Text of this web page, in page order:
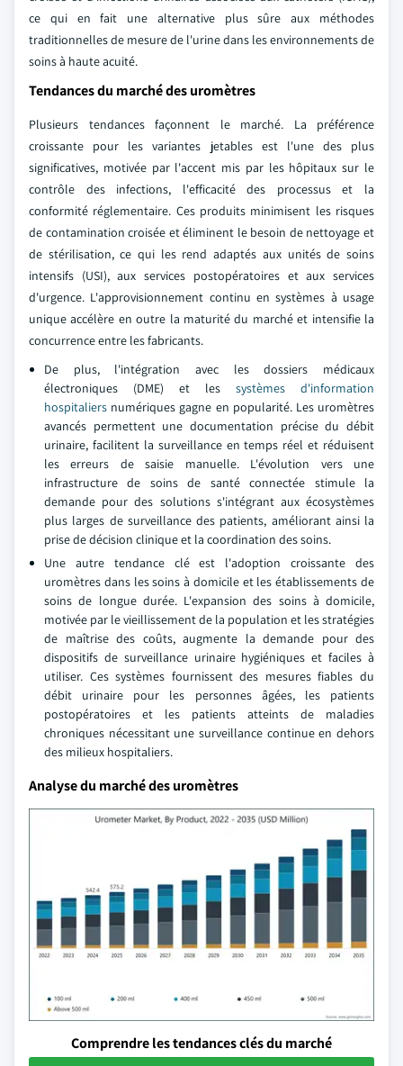
ce qui en fait une alternative plus sûre aux méthodes
traditionnelles de mesure de l'urine dans les environnements de
soins à haute acuité.
Tendances du marché des uromètres
Plusieurs tendances façonnent le marché. La préférence
croissante pour les variantes jetables est l'une des plus
significatives, motivée par l'accent mis par les hôpitaux sur le
contrôle des infections, l'efficacité des processus et la
conformité réglementaire. Ces produits minimisent les risques
de contamination croisée et éliminent le besoin de nettoyage et
de stérilisation, ce qui les rend adaptés aux unités de soins
intensifs (USI), aux services postopératoires et aux services
d'urgence. L'approvisionnement continu en systèmes à usage
unique accélère en outre la maturité du marché et intensifie la
concurrence entre les fabricants.
De plus, l'intégration avec les dossiers médicaux
électroniques (DME) et les systèmes d'information
hospitaliers numériques gagne en popularité. Les uromètres
avancés permettent une documentation précise du débit
urinaire, facilitent la surveillance en temps réel et réduisent
les erreurs de saisie manuelle. L'évolution vers une
infrastructure de soins de santé connectée stimule la
demande pour des solutions s'intégrant aux écosystèmes
plus larges de surveillance des patients, améliorant ainsi la
prise de décision clinique et la coordination des soins.
Une autre tendance clé est l'adoption croissante des
uromètres dans les soins à domicile et les établissements de
soins de longue durée. L'expansion des soins à domicile,
motivée par le vieillissement de la population et les stratégies
de maîtrise des coûts, augmente la demande pour des
dispositifs de surveillance urinaire hygiéniques et faciles à
utiliser. Ces systèmes fournissent des mesures fiables du
débit urinaire pour les personnes âgées, les patients
postopératoires et les patients atteints de maladies
chroniques nécessitant une surveillance continue en dehors
des milieux hospitaliers.
Analyse du marché des uromètres
Comprendre les tendances clés du marché